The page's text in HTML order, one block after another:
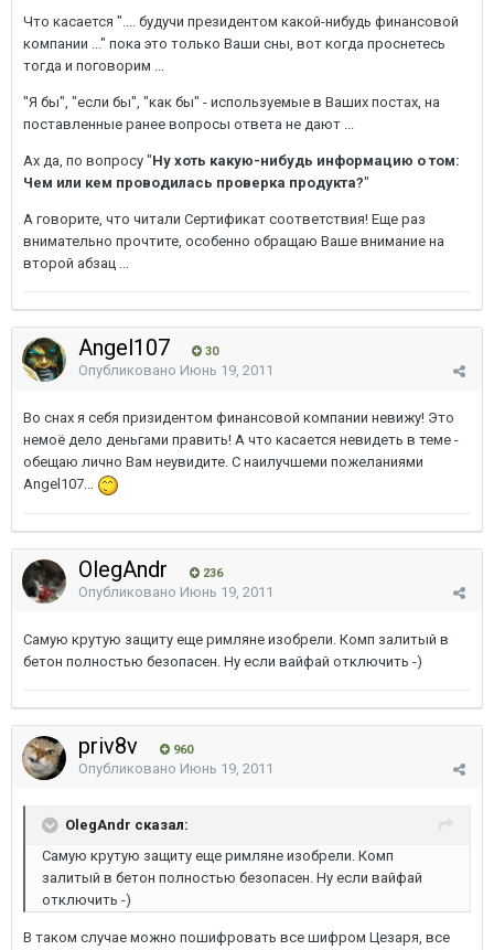
Что касается ".... будучи президентом какой-нибудь финансовой
компании ..." пока это только Ваши сны, вот когда проснетесь
тогда и поговорим ...
"Я бы", "если бы", "как бы" - используемые в Ваших постах, на
поставленные ранее вопросы ответа не дают ...
Ах да, по вопросу "Ну хоть какую-нибудь информацию о том:
Чем или кем проводилась проверка продукта?"
А говорите, что читали Сертификат соответствия! Еще раз
внимательно прочтите, особенно обращаю Ваше внимание на
второй абзац ...
Angel107 30
Опубликовано Июнь 19, 2011
Во снах я себя призидентом финансовой компании невижу! Это
немоё дело деньгами править! А что касается невидеть в теме -
обещаю лично Вам неувидите. С наилучшеми пожеланиями
Angel107...
OlegAndr 236
Опубликовано Июнь 19, 2011
Самую крутую защиту еще римляне изобрели. Комп залитый в
бетон полностью безопасен. Ну если вайфай отключить -)
priv8v 960
Опубликовано Июнь 19, 2011
OlegAndr сказал:
Самую крутую защиту еще римляне изобрели. Комп
залитый в бетон полностью безопасен. Ну если вайфай
отключить -)
В таком случае можно пошифровать все шифром Цезаря, все